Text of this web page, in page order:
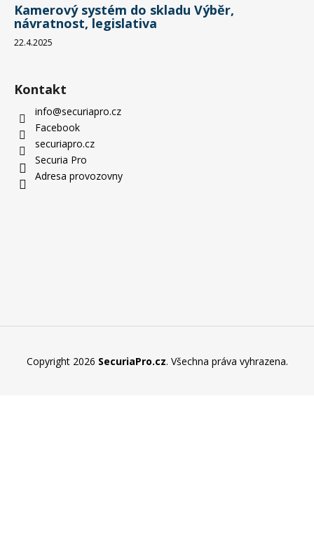
Kamerový systém do skladu Výběr,
návratnost, legislativa
22.4.2025
Kontakt
info@securiapro.cz
Facebook
securiapro.cz
Securia Pro
Adresa provozovny
Copyright 2026 SecuriaPro.cz. Všechna práva vyhrazena.